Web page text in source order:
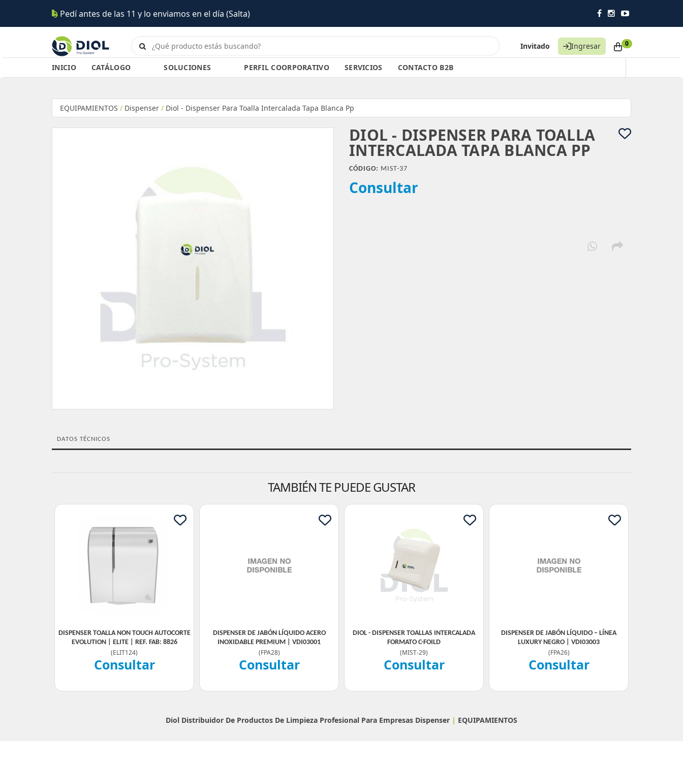
enviamos en el día (Salta)
Invitado Ingresar 0
INICIO CATÁLOGO SOLUCIONES PERFIL COORPORATIVO SERVICIOS CONTACTO B2B
EQUIPAMIENTOS / Dispenser / Diol - Dispenser Para Toalla Intercalada Tapa Blanca Pp
DIOL - DISPENSER PARA TOALLA
INTERCALADA TAPA BLANCA PP
CÓDIGO: MIST-37
Consultar
DATOS TÉCNICOS
TAMBIÉN TE PUEDE GUSTAR
DISPENSER TOALLA NON TOUCH AUTOCORTE
EVOLUTION | ELITE | REF. FAB: 8826
(ELIT124)
Consultar
DISPENSER DE JABÓN LÍQUIDO ACERO
INOXIDABLE PREMIUM | VDI03001
(FPA28)
Consultar
DIOL - DISPENSER TOALLAS INTERCALADA
FORMATO C-FOILD
(MIST-29)
Consultar
DISPENSER DE JABÓN LÍQUIDO – LÍNEA
LUXURY NEGRO | VDI03003
(FPA26)
Consultar
Diol Distribuidor De Productos De Limpieza Profesional Para Empresas Dispenser | EQUIPAMIENTOS